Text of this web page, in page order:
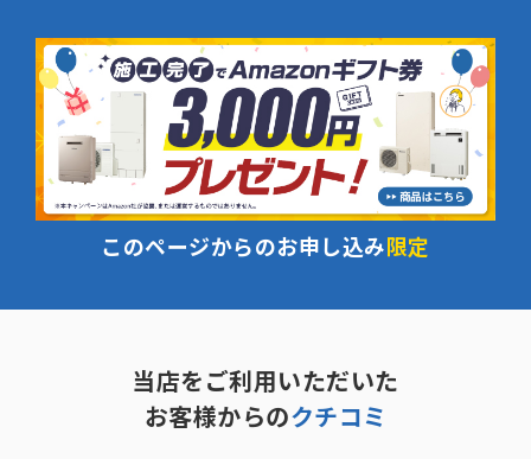
このページからのお申し込み限定
当店をご利用いただいた
お客様からのクチコミ